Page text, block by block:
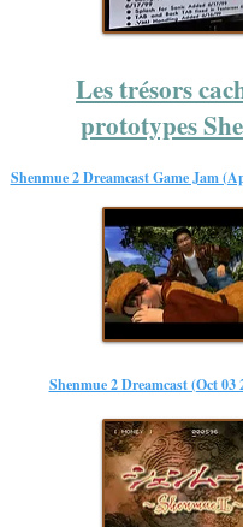
Les trésors
prototypes
Shenmue 2 Dreamcast Game Jam
Shenmue 2 Dreamcast (Oct 03